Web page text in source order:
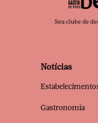
Seu clube de
Notícias
Gastronomia